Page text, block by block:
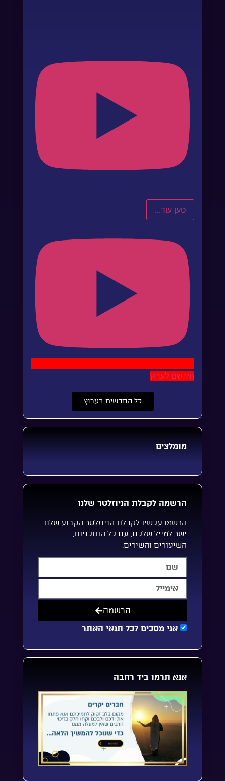
טען עוד...
הירשם לערוץ
כל החדשים בערוץ
מומלצים
הרשמה לקבלת הניוזלטר שלנו
הרשמו עכשיו לקבלת הניוזלטר הקבוע שלנו
ישר למייל שלכם, עם כל התוכניות,
השיעורים והשירים.
אני מסכים לכל תנאי האתר
הרשמה
אנא תרמו ביד רחבה